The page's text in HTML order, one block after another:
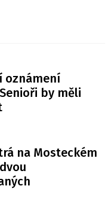
oznámení
by měli
na Mosteckém